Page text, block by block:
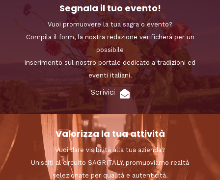
Segnala il tuo evento!
Vuoi promuovere la tua sagra o evento?
Compila il form, la nostra redazione verificherà per un
possibile
inserimento sul nostro portale dedicato a tradizioni ed
eventi italiani.
Scrivici
Valorizza la tua attività
Vuoi dare visibilità alla tua azienda?
Unisciti al circuito SAGRITALY, promuoviamo realtà
selezionate per qualità e autenticità.